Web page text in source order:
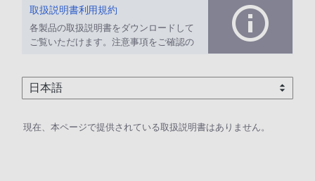
取扱説明書利用規約
各製品の取扱説明書をダウンロードして
ご覧いただけます。注意事項をご確認の
現在、本ページで提供されている取扱説明書はありません。